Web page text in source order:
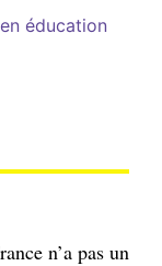
éducation
n’a pas un